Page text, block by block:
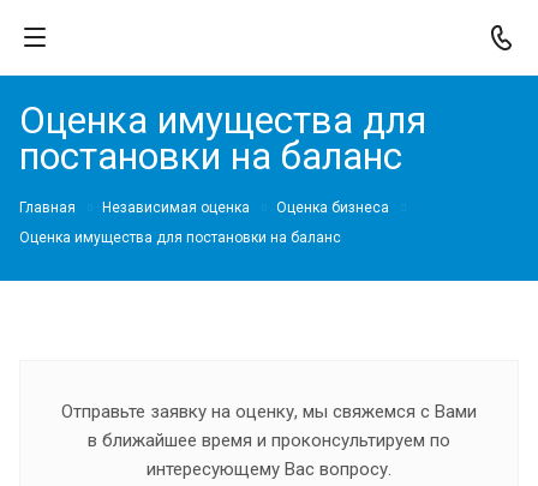
Оценка имущества для
постановки на баланс
Главная Независимая оценка
Оценка бизнеса
Оценка имущества для постановки на баланс
Отправьте заявку на оценку, мы свяжемся с Вами
в ближайшее время и проконсультируем по
интересующему Вас вопросу.